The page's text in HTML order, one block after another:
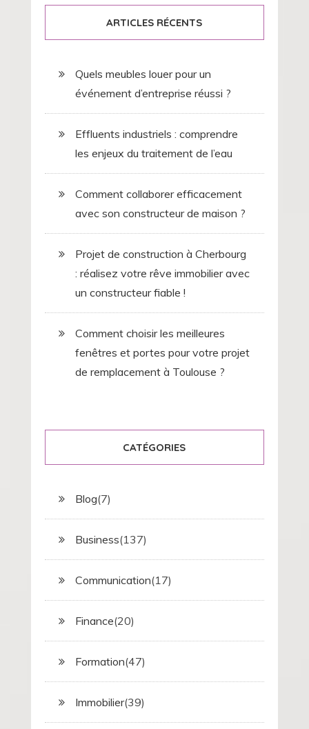
ARTICLES RÉCENTS
Quels meubles louer pour un
événement d’entreprise réussi ?
Effluents industriels : comprendre
les enjeux du traitement de l’eau
Comment collaborer efficacement
avec son constructeur de maison ?
Projet de construction à Cherbourg
: réalisez votre rêve immobilier avec
un constructeur fiable !
Comment choisir les meilleures
fenêtres et portes pour votre projet
de remplacement à Toulouse ?
CATÉGORIES
Blog(7)
Business(137)
Communication(17)
Finance(20)
Formation(47)
Immobilier(39)